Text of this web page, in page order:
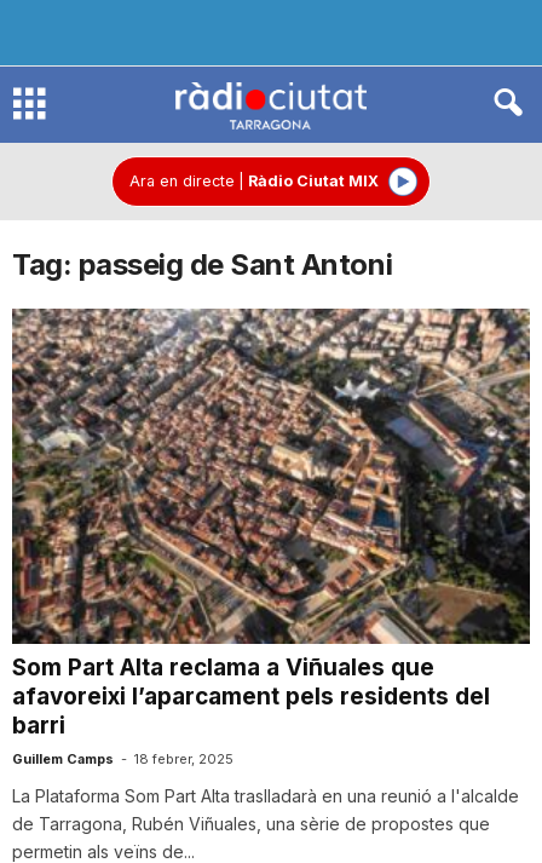
R
d
i
o
C
i
u
t
a
Ara en directe Ràdio Ciutat MIX
Tag: passeig de Sant Antoni
Som Part Alta reclama a Viñuales que
afavoreixi l’aparcament pels residents del
barri
Guillem Camps - 18 febrer, 2025
La Plataforma Som Part Alta traslladarà en una reunió a l'alcalde
de Tarragona, Rubén Viñuales, una sèrie de propostes que
permetin als veïns de...